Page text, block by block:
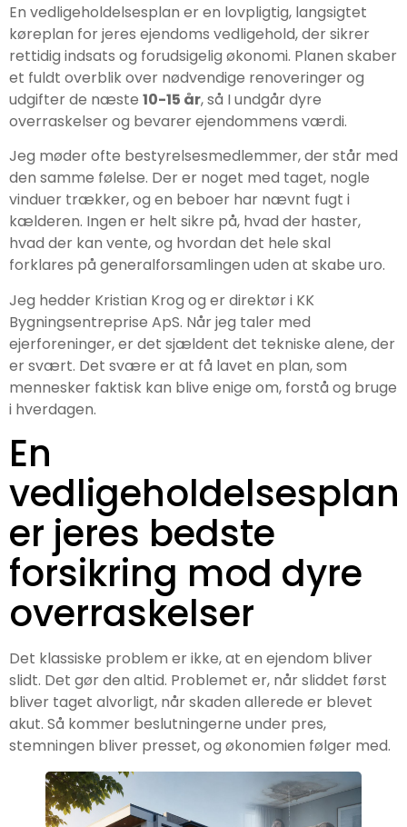
En vedligeholdelsesplan er en lovpligtig, langsigtet
køreplan for jeres ejendoms vedligehold, der sikrer
rettidig indsats og forudsigelig økonomi. Planen skaber
et fuldt overblik over nødvendige renoveringer og
udgifter de næste 10-15 år, så I undgår dyre
overraskelser og bevarer ejendommens værdi.
Jeg møder ofte bestyrelsesmedlemmer, der står med
den samme følelse. Der er noget med taget, nogle
vinduer trækker, og en beboer har nævnt fugt i
kælderen. Ingen er helt sikre på, hvad der haster,
hvad der kan vente, og hvordan det hele skal
forklares på generalforsamlingen uden at skabe uro.
Jeg hedder Kristian Krog og er direktør i KK
Bygningsentreprise ApS. Når jeg taler med
ejerforeninger, er det sjældent det tekniske alene, der
er svært. Det svære er at få lavet en plan, som
mennesker faktisk kan blive enige om, forstå og bruge
i hverdagen.
En
vedligeholdelsesplan
er jeres bedste
forsikring mod dyre
overraskelser
Det klassiske problem er ikke, at en ejendom bliver
slidt. Det gør den altid. Problemet er, når sliddet først
bliver taget alvorligt, når skaden allerede er blevet
akut. Så kommer beslutningerne under pres,
stemningen bliver presset, og økonomien følger med.